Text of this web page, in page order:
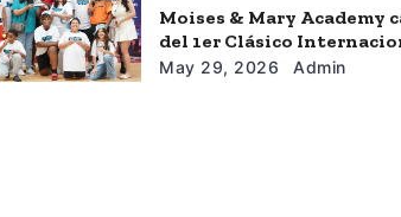
Moises & Mary Academy
del 1er Clásico
Ercilio-Tony-Astacio de la
May 29, 2026 Admin